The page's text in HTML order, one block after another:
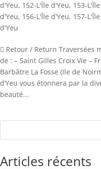
d'Yeu, 152-L'Île d'Yeu, 153-
d'Yeu, 156-L'Île d'Yeu, 157-
d'Yeu
 Retour / Return Traversées
de : – Saint Gilles Croix Vie –
Barbâtre La Fosse (Ile de
d’Yeu vous étonnera par la
beauté...
Articles récents